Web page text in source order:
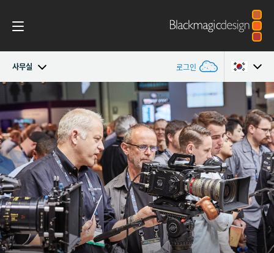
사무실 로그인
회사소개
사무실
제휴 업체
Argentina
Australia
Austria
Brazil
Canada
China